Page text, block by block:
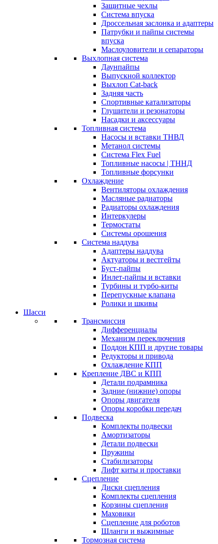
Защитные чехлы
Система впуска
Дроссельная заслонка и адаптеры
Патрубки и пайпы системы
впуска
Маслоуловители и сепараторы
Выхлопная система
Даунпайпы
Выпускной коллектор
Выхлоп Cat-back
Задняя часть
Спортивные катализаторы
Глушители и резонаторы
Насадки и аксессуары
Топливная система
Насосы и вставки ТНВД
Метанол системы
Система Flex Fuel
Топливные насосы | ТННД
Топливные форсунки
Охлаждение
Вентиляторы охлаждения
Масляные радиаторы
Радиаторы охлаждения
Интеркулеры
Термостаты
Системы орошения
Система наддува
Адаптеры наддува
Актуаторы и вестгейты
Буст-пайпы
Инлет-пайпы и вставки
Турбины и турбо-киты
Перепускные клапана
Ролики и шкивы
Шасси
Трансмиссия
Дифференциалы
Механизм переключения
Поддон КПП и другие товары
Редукторы и привода
Охлаждение КПП
Крепление ДВС и КПП
Детали подрамника
Задние (нижние) опоры
Опоры двигателя
Опоры коробки передач
Подвеска
Комплекты подвески
Амортизаторы
Детали подвески
Пружины
Стабилизаторы
Лифт киты и проставки
Сцепление
Диски сцепления
Комплекты сцепления
Корзины сцепления
Маховики
Сцепление для роботов
Шланги и выжимные
Тормозная система